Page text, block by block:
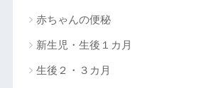
赤ちゃんの便秘
新生児・生後１カ月
生後２・３カ月